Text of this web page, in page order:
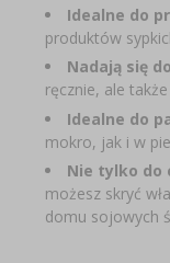
Idealne do
produktów
Nadają się
ręcznie, ale
Idealne do
mokro, jak i w
Nie tylko do
możesz skryć
domu sojowych